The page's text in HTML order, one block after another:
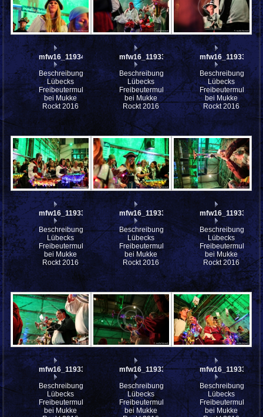
mfw16_119340ww
Beschreibung:
Lübecks
Freibeutermukke
bei Mukke
Rockt 2016
mfw16_119339ww
Beschreibung:
Lübecks
Freibeutermukke
bei Mukke
Rockt 2016
mfw16_119338ww
Beschreibung:
Lübecks
Freibeutermukke
bei Mukke
Rockt 2016
mfw16_119336ww
Beschreibung:
Lübecks
Freibeutermukke
bei Mukke
Rockt 2016
mfw16_119334ww
Beschreibung:
Lübecks
Freibeutermukke
bei Mukke
Rockt 2016
mfw16_119333ww
Beschreibung:
Lübecks
Freibeutermukke
bei Mukke
Rockt 2016
mfw16_119332ww
Beschreibung:
Lübecks
Freibeutermukke
bei Mukke
mfw16_119331ww
Beschreibung:
Lübecks
Freibeutermukke
bei Mukke
mfw16_119330ww
Beschreibung:
Lübecks
Freibeutermukke
bei Mukke